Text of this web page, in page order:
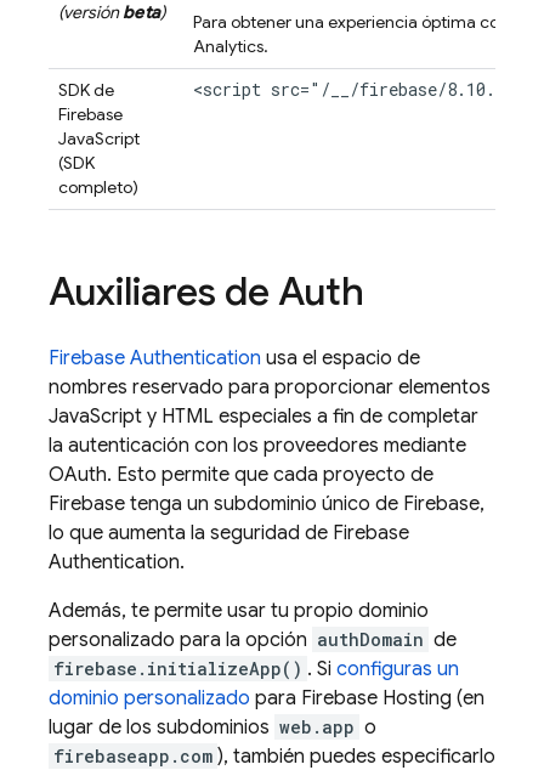
(versiónbeta) Para obtener una experiencia óptima con
Analytics.
SDK de
Firebase
JavaScript
(SDK
completo)
<script src="/__/firebase/8.10.1/
Auxiliares de Auth
Firebase Authentication usa el espacio de
nombres reservado para proporcionar elementos
JavaScript y HTML especiales a fin de completar
la autenticación con los proveedores mediante
OAuth. Esto permite que cada proyecto de
Firebase tenga un subdominio único de Firebase,
lo que aumenta la seguridad de Firebase
Authentication.
Además, te permite usar tu propio dominio
personalizado para la opción authDomain de
firebase.initializeApp() . Si configuras un
dominio personalizado para Firebase Hosting (en
lugar de los subdominios web.app o
firebaseapp.com ), también puedes especificarlo